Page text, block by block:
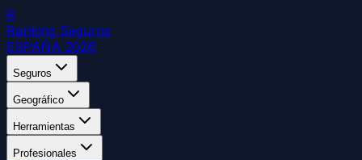
R
Ranking Seguros
ESPAÑA 2026
Seguros
Geográfico
Herramientas
Profesionales